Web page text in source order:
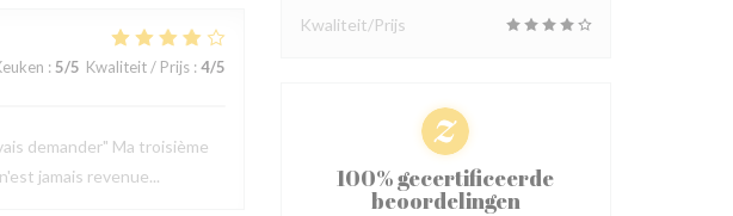
: 5/5 Kwaliteit / Prijs: 4/5
demander" Ma troisième
jamais revenue...
Kwaliteit/Prijs
100% gecertificeerde
beoordelingen